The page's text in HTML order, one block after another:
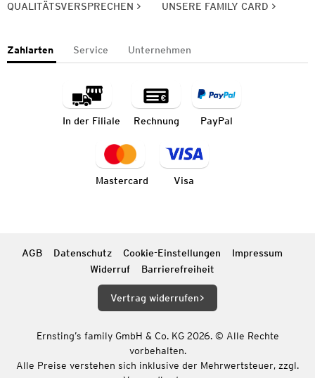
QUALITÄTSVERSPRECHEN UNSERE FAMILY CARD
Zahlarten Service Unternehmen
In der Filiale Rechnung PayPal
Mastercard Visa
AGB Datenschutz Cookie-Einstellungen
Impressum
Widerruf
Barrierefreiheit
Vertrag widerrufen
Ernsting’s family GmbH & Co. KG 2026. © Alle Rechte
vorbehalten.
Alle Preise verstehen sich inklusive der Mehrwertsteuer, zzgl.